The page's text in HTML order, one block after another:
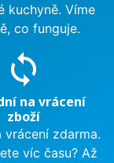
kuchyně. Víme
co funguje.
sync
na vrácení
zboží
vrácení zdarma.
víc času? Až